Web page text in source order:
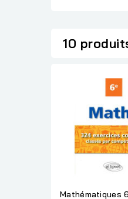
10
Mathématiques